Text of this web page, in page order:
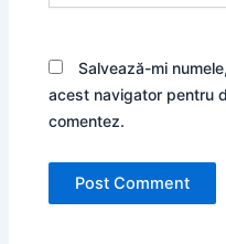
Salvează-mi
acest navigator pentru
comentez.